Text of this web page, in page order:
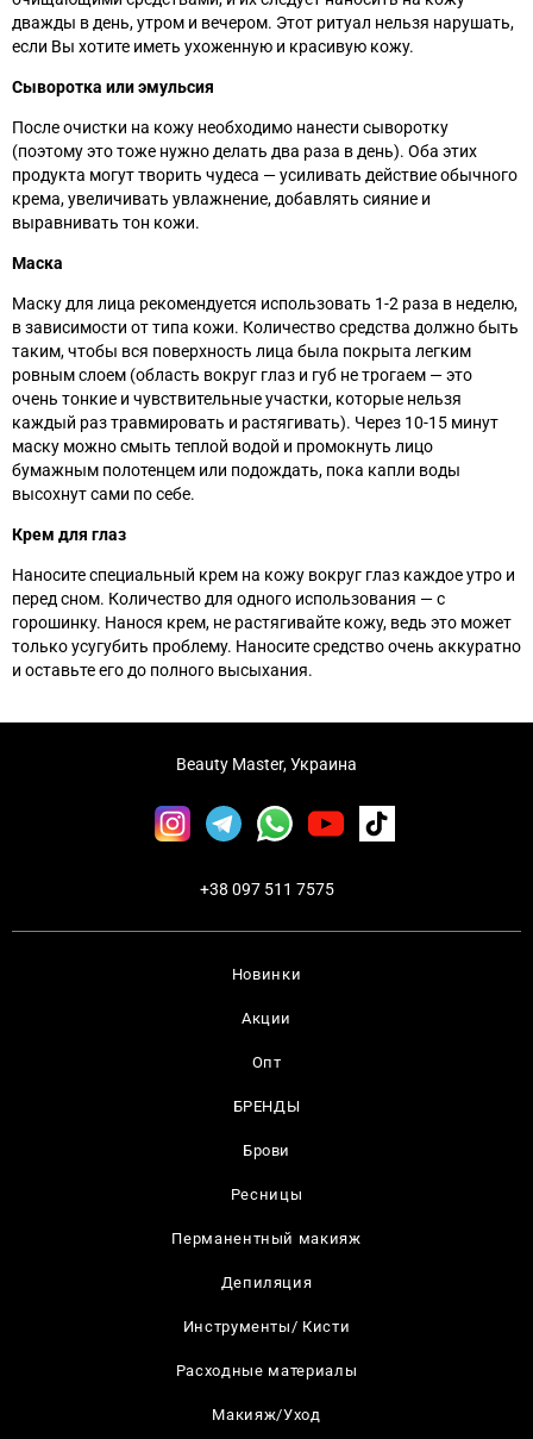
дважды в день, утром и вечером. Этот ритуал нельзя нарушать,
если Вы хотите иметь ухоженную и красивую кожу.
Сыворотка или эмульсия
После очистки на кожу необходимо нанести сыворотку
(поэтому это тоже нужно делать два раза в день). Оба этих
продукта могут творить чудеса — усиливать действие обычного
крема, увеличивать увлажнение, добавлять сияние и
выравнивать тон кожи.
Маска
Маску для лица рекомендуется использовать 1-2 раза в неделю,
в зависимости от типа кожи. Количество средства должно быть
таким, чтобы вся поверхность лица была покрыта легким
ровным слоем (область вокруг глаз и губ не трогаем —это
очень тонкие и чувствительные участки, которые нельзя
каждый раз травмировать и растягивать). Через 10-15 минут
маску можно смыть теплой водой и промокнуть лицо
бумажным полотенцем или подождать, пока капли воды
высохнут сами по себе.
Крем для глаз
Наносите специальный крем на кожу вокруг глаз каждое утро и
перед сном. Количество для одного использования — с
горошинку. Нанося крем, не растягивайте кожу, ведь это может
только усугубить проблему. Наносите средство очень аккуратно
и оставьте его до полного высыхания.
Новинки
Акции
Опт
БРЕНДЫ
Брови
Ресницы
Перманентный макияж
Депиляция
Инструменты/ Кисти
Расходные материалы
Макияж/Уход
Beauty Master, Украина
+38 097 511 7575